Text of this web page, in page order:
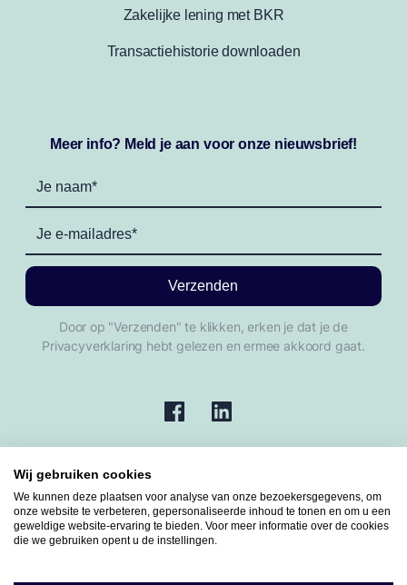
Zakelijke lening met BKR
Transactiehistorie downloaden
Meer info? Meld je aan voor onze nieuwsbrief!
Door op "Verzenden" te klikken, erken je dat je de
Privacyverklaring hebt gelezen en ermee akkoord gaat.
Wij gebruiken cookies
We kunnen deze plaatsen voor analyse van onze bezoekersgegevens, om
onze website te verbeteren, gepersonaliseerde inhoud te tonen en om u een
geweldige website-ervaring te bieden. Voor meer informatie over de cookies
die we gebruiken opent u de instellingen.